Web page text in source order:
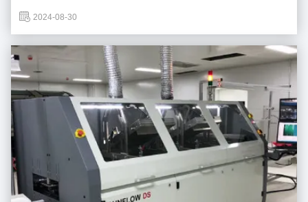
usado para comunicação, consumo, transporte, trabalho e assim por
diante.A tela do telemóvel está a ...
2024-08-30